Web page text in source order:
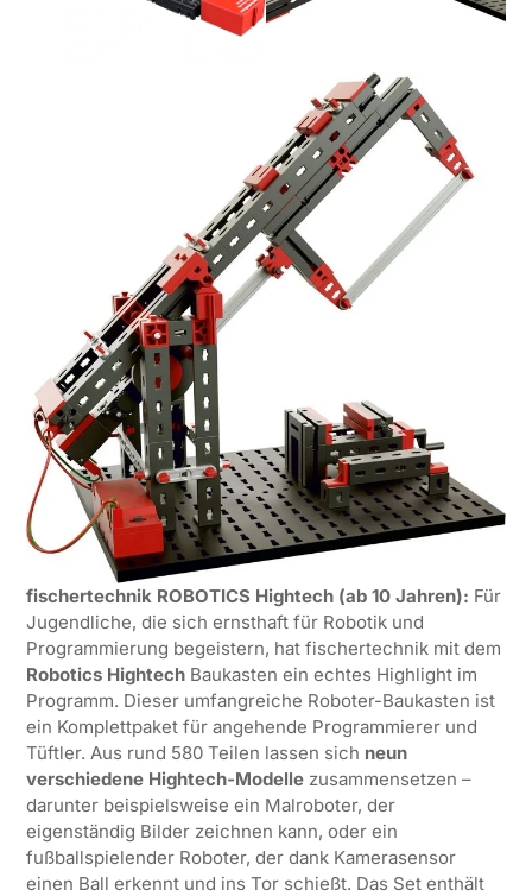
fischertechnik ROBOTICS Hightech (ab 10 Jahren): Für
Jugendliche, die sich ernsthaft für Robotik und
Programmierung begeistern, hat fischertechnik mit dem
Robotics HightechBaukasten ein echtes Highlight im
Programm. Dieser umfangreiche Roboter-Baukasten ist
ein Komplettpaket für angehende Programmierer und
Tüftler. Aus rund 580 Teilen lassen sich neun
verschiedene Hightech-Modellezusammensetzen –
darunter beispielsweise ein Malroboter, der
eigenständig Bilder zeichnen kann, oder ein
fußballspielender Roboter, der dank Kamerasensor
einen Ball erkennt und ins Tor schießt. Das Set enthält